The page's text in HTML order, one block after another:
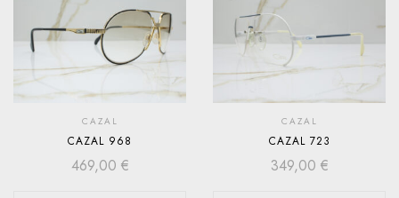
CAZAL
CAZAL 968
469,00 €
CAZAL
CAZAL 723
349,00 €